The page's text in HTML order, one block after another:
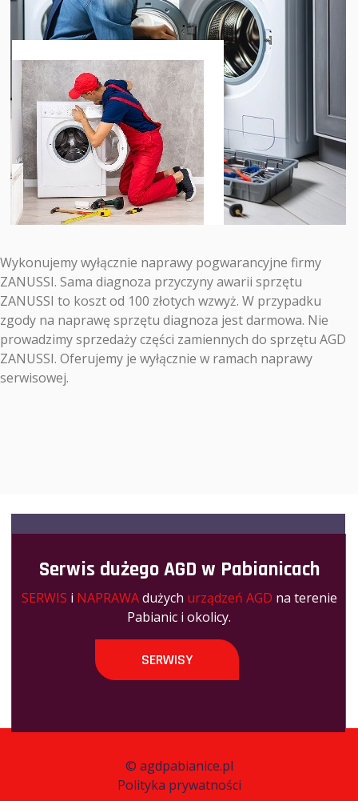
Wykonujemy wyłącznie naprawy pogwarancyjne firmy
ZANUSSI. Sama diagnoza przyczyny awarii sprzętu
ZANUSSI to koszt od 100 złotych wzwyż. W przypadku
zgody na naprawę sprzętu diagnoza jest darmowa. Nie
prowadzimy sprzedaży części zamiennych do sprzętu AGD
ZANUSSI. Oferujemy je wyłącznie w ramach naprawy
serwisowej.
Serwis dużego AGD w Pabianicach
SERWIS i NAPRAWAdużych urządzeń AGD na terenie
Pabianic i okolicy.
SERWISY
© agdpabianice.pl
Polityka prywatności